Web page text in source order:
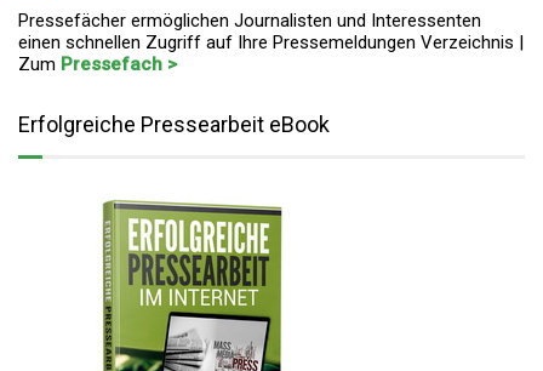
Pressefächer ermöglichen Journalisten und Interessenten
einen schnellen Zugriff auf Ihre Pressemeldungen Verzeichnis |
Zum Pressefach >
Erfolgreiche Pressearbeit eBook